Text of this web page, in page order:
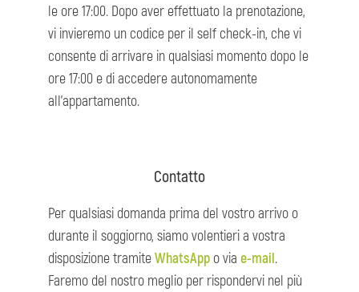
le ore 17:00. Dopo aver effettuato la prenotazione,
vi invieremo un codice per il self check-in, che vi
consente di arrivare in qualsiasi momento dopo le
ore 17:00 e di accedere autonomamente
all’appartamento.
Contatto
Per qualsiasi domanda prima del vostro arrivo o
durante il soggiorno, siamo volentieri a vostra
disposizione tramiteWhatsApp o via e-mail.
Faremo del nostro meglio per rispondervi nel più